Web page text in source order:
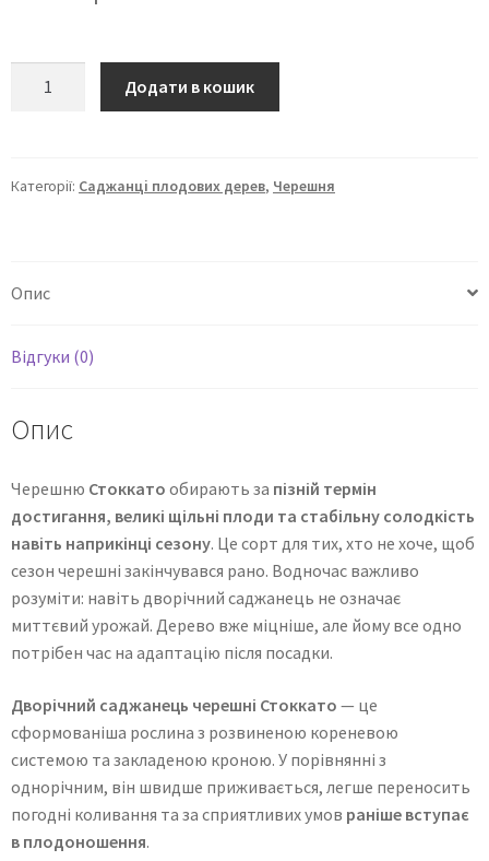
Додати в кошик
Категорії: Саджанці плодових дерев, Черешня
Опис
Відгуки (0)
Опис
Черешню Стоккато обирають за пізній термін
достигання, великі щільні плоди та стабільну солодкість
навіть наприкінці сезону. Це сорт для тих, хто не хоче, щоб
сезон черешні закінчувався рано. Водночас важливо
розуміти: навіть дворічний саджанець не означає
миттєвий урожай. Дерево вже міцніше, але йому все одно
потрібен час на адаптацію після посадки.
Дворічний саджанець черешні Стоккато — це
сформованіша рослина з розвиненою кореневою
системою та закладеною кроною. У порівнянні з
однорічним, він швидше приживається, легше переносить
погодні коливання та за сприятливих умов раніше вступає
в плодоношення.